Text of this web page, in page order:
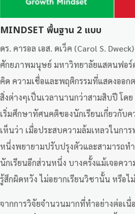
MINDSET พื้นฐาน 2 แบบ
ดร. คารอล เอส. ดเว็ค (Carol S.
ศักยภาพมนุษย์ มหาวิทยาลัยแสตนฟอ
คิด ความเชื่อและพฤติกรรมที่แสดงออ
สิ่งต่างๆเป็นเวลานานกว่าสามสิบปี โด
เริ่มศึกษาทัศนคติของนักเรียนเกี่ยวกับค
เห็นว่า เมื่อประสบความล้มเหลวในกา
หนึ่งพยายามปรับปรุงตัวและสามารถ
นักเรียนอีกส่วนหนึ่ง บางครั้งแม้เจอคว
รู้สึกผิดหวัง ไม่อยากเรียนวิชานั้น หรือไ
จากการวิจัยจำนวนมากที่ทำอย่างต่อเนื่